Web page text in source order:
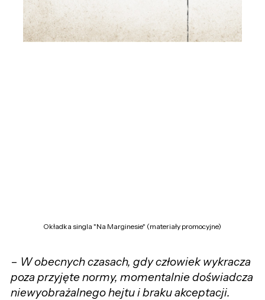
Okładka singla "Na Marginesie" (materiały promocyjne)
– W obecnych czasach, gdy człowiek wykracza
poza przyjęte normy, momentalnie doświadcza
niewyobrażalnego hejtu i braku akceptacji.